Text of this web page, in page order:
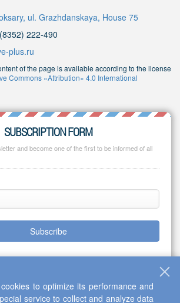
ul. Grazhdanskaya, House 75
222-490
plus.ru
of the page is available according to the license
Commons «Attribution» 4.0 International
SUBSCRIPTION FORM
and become one of the first to be informed of all
Subscribe
Scientific Cooperation Center "Interactive Plus"
to optimize its performance and
service to collect and analyze data